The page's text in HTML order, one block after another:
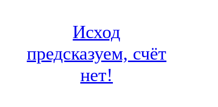
Исход
предсказуем, счёт
нет!